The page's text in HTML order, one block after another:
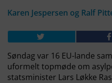
Karen Jespersen og Ralf
Søndag var 16 EU-lande
uformelt topmøde om
statsminister Lars Løkke